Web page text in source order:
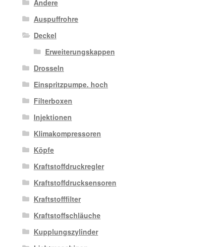
Andere
Auspuffrohre
Deckel
Erweiterungskappen
Drosseln
Einspritzpumpe. hoch
Filterboxen
Injektionen
Klimakompressoren
Köpfe
Kraftstoffdruckregler
Kraftstoffdrucksensoren
Kraftstofffilter
Kraftstoffschläuche
Kupplungszylinder